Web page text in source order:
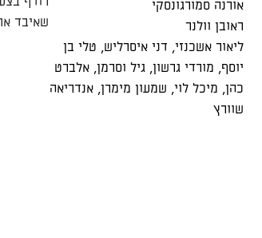
שאיבד
אורנה סמורגונסקי
ראובן וולנר
ליאור אשכנזי דני איסרליש
טלי בן
יוסף
מורדי גרשון גיל וסרמן
אלברט
כהן
מיכל לוי שמעון מימרן
אנדריאה
שוורץ